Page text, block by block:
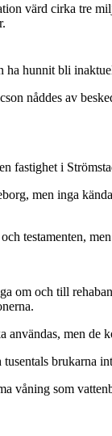
värd cirka tre
ha hunnit bli
nåddes av
i
men inga
testamenten,
om och till
användas, men
brukarna
våning som